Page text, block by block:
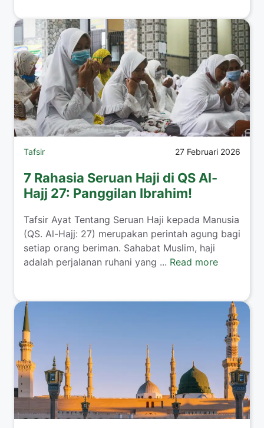
Tafsir 27 Februari 2026
7 Rahasia Seruan Haji di QS Al-
Hajj 27: Panggilan Ibrahim!
Tafsir Ayat Tentang Seruan Haji kepada Manusia
(QS. Al-Hajj: 27) merupakan perintah agung bagi
setiap orang beriman. Sahabat Muslim, haji
adalah perjalanan ruhani yang ... Read more